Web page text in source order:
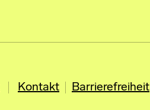
Kontakt Barrierefreiheit